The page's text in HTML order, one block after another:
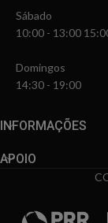
Sábado
10:00 - 13:00
Domingos
14:30 - 19:00
INFORMAÇÕES
APOIO